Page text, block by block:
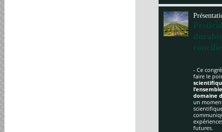
- Ce
faire le
domaine
un
futures.